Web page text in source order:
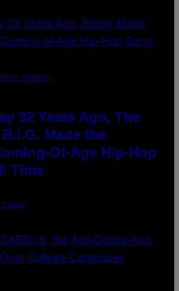
IMAGES)
32 Years Ago, The
Made the
Of-Age Hip-Hop
Time
Catlin